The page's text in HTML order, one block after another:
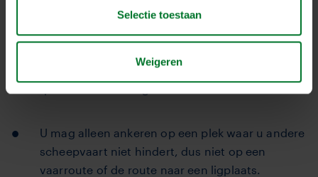
Selectie toestaan
Weigeren
Zorg voor voldoende ruimte ten opzichte van het
land en andere boten. U mag uw boot in principe op
uitzonderingen en regels om de veiligheid van de
U mag alleen ankeren op een plek waar u andere
scheepvaart niet hindert, dus niet op een
vaarroute of de route naar een ligplaats.